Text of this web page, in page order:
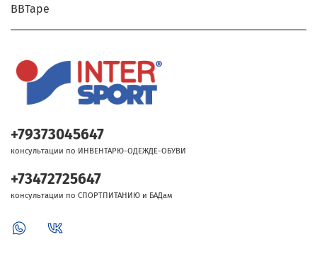
BBTape
+79373045647
консультации по ИНВЕНТАРЮ-ОДЕЖДЕ-ОБУВИ
+73472725647
консультации по СПОРТПИТАНИЮ и БАДам